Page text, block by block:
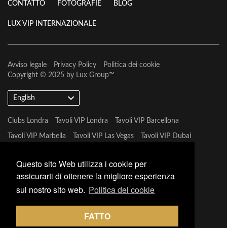
Questo sito Web utilizza i cookie per
assicurarti di ottenere la migliore esperienza
sul nostro sito web. Politica dei cookie
FATTO
CONTATTO FOTOGRAFIE BLOG
LUX VIP INTERNAZIONALE
Avviso legale Privacy Policy
Politica dei cookie
Copyright © 2025 by Lux Group™
English
Clubs Londra Tavoli VIP Londra Tavoli VIP Barcellona
Tavoli VIP Marbella Tavoli VIP Las Vegas Tavoli VIP Dubai